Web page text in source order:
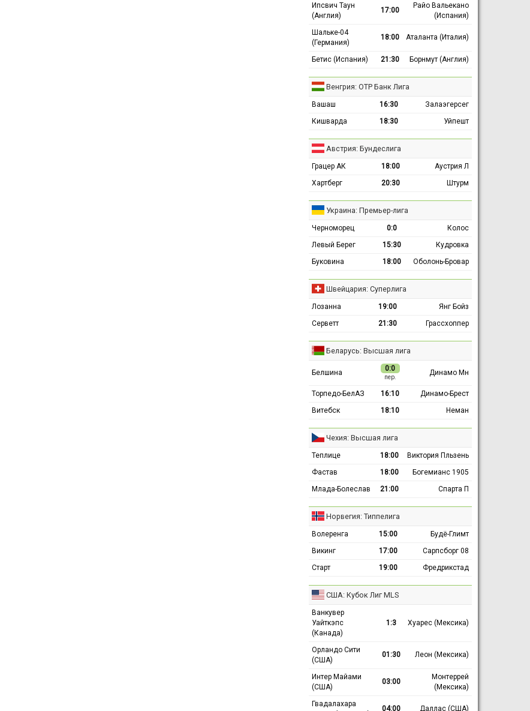
Ипсвич Таун
(Англия)
17:00
Райо Вальекано
(Испания)
Шальке-04
(Германия)
18:00 Аталанта (Италия)
Бетис (Испания) 21:30 Борнмут (Англия)
Венгрия: ОТР Банк Лига
Вашаш 16:30
Залаэгерсег
Кишварда
18:30 Уйпешт
Австрия: Бундеслига
Грацер АК 18:00
Аустрия Л
Хартберг
20:30 Штурм
Украина: Премьер-лига
Черноморец 0:0
Колос
Левый Берег
15:30
Кудровка
Буковина
18:00 Оболонь-Бровар
Швейцария: Суперлига
Лозанна 19:00
Янг Бойз
Серветт
21:30 Грассхоппер
Беларусь: Высшая лига
Белшина 0:0
пер.
Динамо Мн
Торпедо-БелАЗ 16:10
Динамо-Брест
Витебск
18:10 Неман
Чехия: Высшая лига
Теплице 18:00
Виктория Пльзень
Фастав
18:00
Богемианс 1905
Млада-Болеслав
21:00 Спарта П
Норвегия: Типпелига
Волеренга 15:00
Будё-Глимт
Викинг
17:00
Сарпсборг 08
Старт
19:00 Фредрикстад
США: Кубок Лиг MLS
Ванкувер
Уайткэпс
(Канада)
1:3 Хуарес (Мексика)
Орландо Сити
(США)
01:30 Леон (Мексика)
Интер Майами
(США)
03:00
Монтеррей
(Мексика)
Гвадалахара
04:00 Даллас (США)